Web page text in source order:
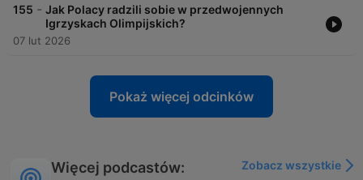
155 - Jak Polacy radzili sobie w przedwojennych
Igrzyskach Olimpijskich?
07 lut 2026
Pokaż więcej odcinków
Więcej podcastów:
Zobacz wszystkie